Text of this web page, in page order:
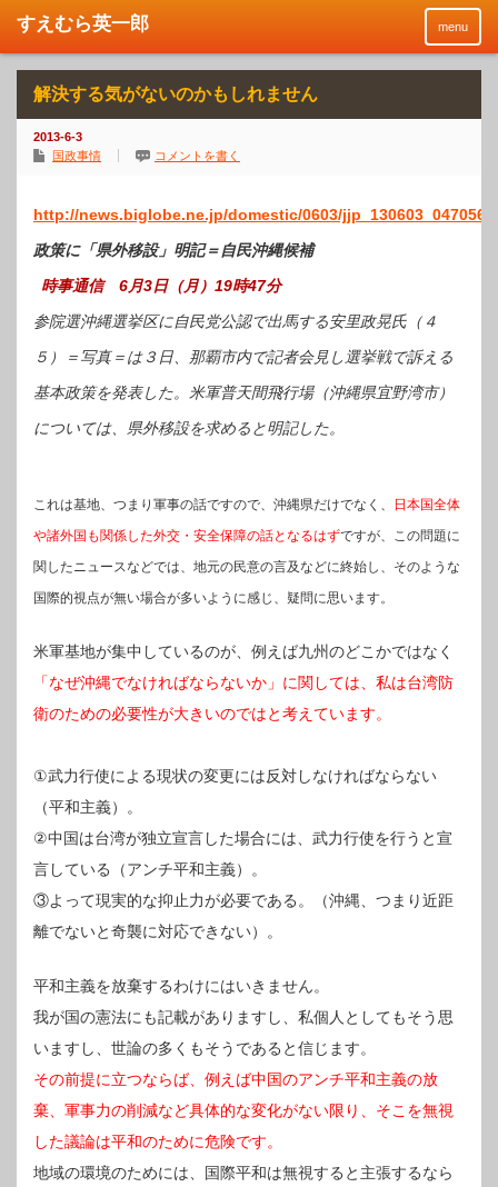
menu
解決する気がないのかもしれません
2013-6-3
国政事情
コメントを書く
http://news.biglobe.ne.jp/domestic/0603/
政策に「県外移設」明記＝自民沖縄候補
時事通信 6月3日（月）19時47分
参院選沖縄選挙区に自民党公認で出馬する安里政晃氏（４
５）＝写真＝は３日、那覇市内で記者会見し選挙戦で訴える
基本政策を発表した。米軍普天間飛行場（沖縄県宜野湾市）
については、県外移設を求めると明記した。
これは基地、つまり軍事の話ですので、沖縄県だけでなく、
日本国全体
や諸外国も関係した外交・安全保障の話となるはずですが、この問題に
関したニュースなどでは、地元の民意の言及などに終始し、そのような
国際的視点が無い場合が多いように感じ、疑問に思います。
米軍基地が集中しているのが、例えば九州のどこかではなく
「なぜ沖縄でなければならないか」に関しては、私は台湾防
衛のための必要性が大きいのではと考えています。
①武力行使による現状の変更には反対しなければならない
（平和主義）。
②中国は台湾が独立宣言した場合には、武力行使を行うと宣
言している（アンチ平和主義）。
③よって現実的な抑止力が必要である。（沖縄、つまり近距
離でないと奇襲に対応できない）。
平和主義を放棄するわけにはいきません。
我が国の憲法にも記載がありますし、私個人としてもそう思
いますし、世論の多くもそうであると信じます。
その前提に立つならば、例えば中国のアンチ平和主義の放
棄、軍事力の削減など具体的な変化がない限り、そこを無視
した議論は平和のために危険です。
地域の環境のためには、国際平和は無視すると主張するなら